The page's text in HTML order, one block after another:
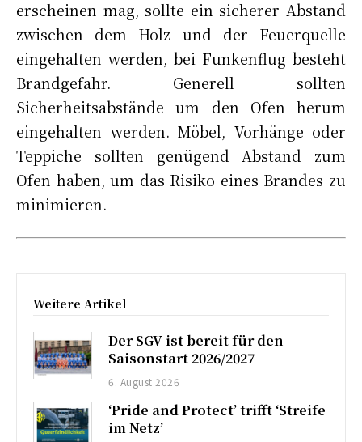
erscheinen mag, sollte ein sicherer Abstand
zwischen dem Holz und der Feuerquelle
eingehalten werden, bei Funkenflug besteht
Brandgefahr. Generell sollten
Sicherheitsabstände um den Ofen herum
eingehalten werden. Möbel, Vorhänge oder
Teppiche sollten genügend Abstand zum
Ofen haben, um das Risiko eines Brandes zu
minimieren.
Weitere Artikel
Der SGV ist bereit für den
Saisonstart 2026/2027
6. August 2026
‘Pride and Protect’ trifft ‘Streife
im Netz’